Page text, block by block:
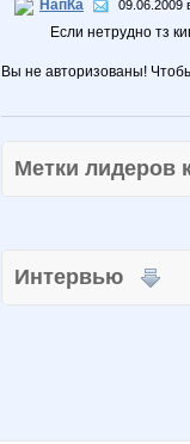
НапКа 09.06.2009
Если нетрудно тз
Вы не авторизованы!
Метки
Интервью